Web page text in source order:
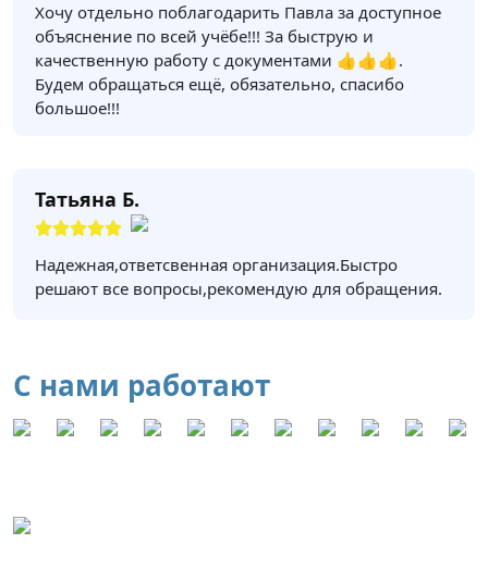
Хочу отдельно поблагодарить Павла за доступное
объяснение по всей учёбе!!! За быструю и
качественную работу с документами 👍👍👍.
Будем обращаться ещё, обязательно, спасибо
большое!!!
Татьяна Б.
Надежная,ответсвенная организация.Быстро
решают все вопросы,рекомендую для обращения.
С нами работают